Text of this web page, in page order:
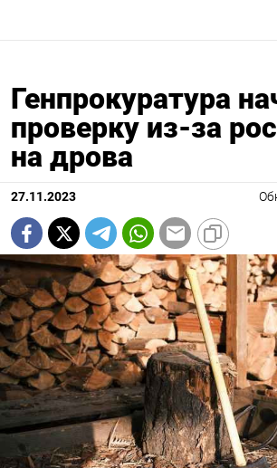
Генпрокуратура
проверку из-за
на дрова
27.11.2023